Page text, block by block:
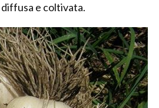
e coltivata.